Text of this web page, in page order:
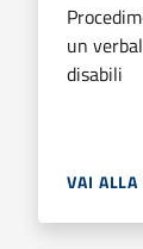
un
disabili
VAI